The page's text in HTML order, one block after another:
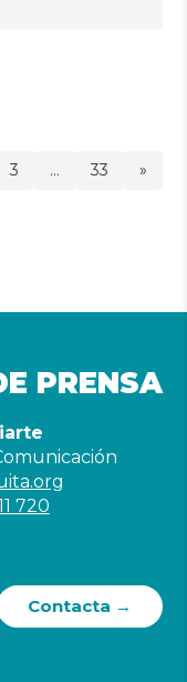
3 … 33 »
PRENSA
720
Contacta →